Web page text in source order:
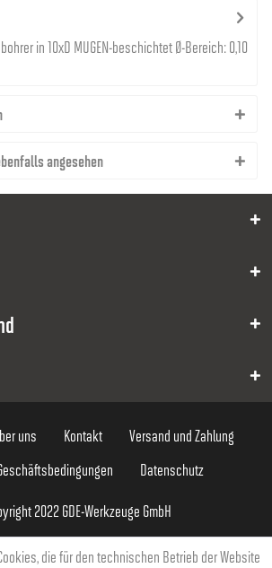
8000000539
38
0.13
3
in 10xD MUGEN-beschichtet Ø-Bereich: 0,10
angesehen
uns Kontakt
Versand und Zahlung
Datenschutz
2022 GDE-Werkzeuge GmbH
die für den technischen Betrieb der Website